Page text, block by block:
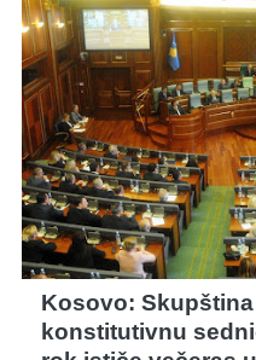
Kosovo:
konstitutivnu